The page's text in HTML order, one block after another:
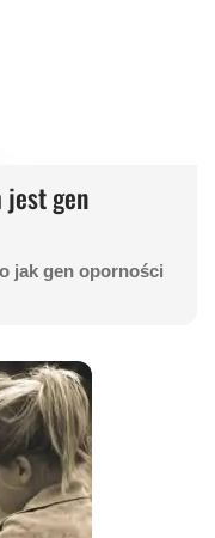
jest gen
jak gen oporności